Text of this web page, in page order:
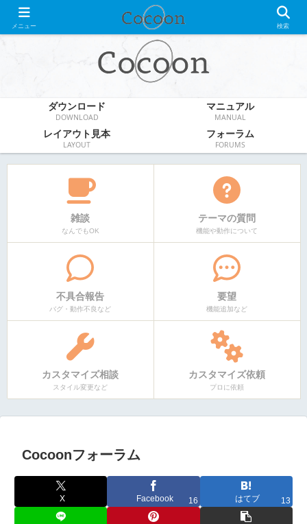
WordPress無料テーマ
ダウンロード
DOWNLOAD
マニュアル
MANUAL
レイアウト見本
LAYOUT
フォーラム
FORUMS
雑談
なんでもOK
テーマの質問
機能や動作について
不具合報告
バグ・動作不良など
要望
機能追加など
カスタマイズ相談
スタイル変更など
カスタマイズ依頼
プロに依頼
Cocoonフォーラム
X Facebook 16 はてブ 13
メニュー 検索